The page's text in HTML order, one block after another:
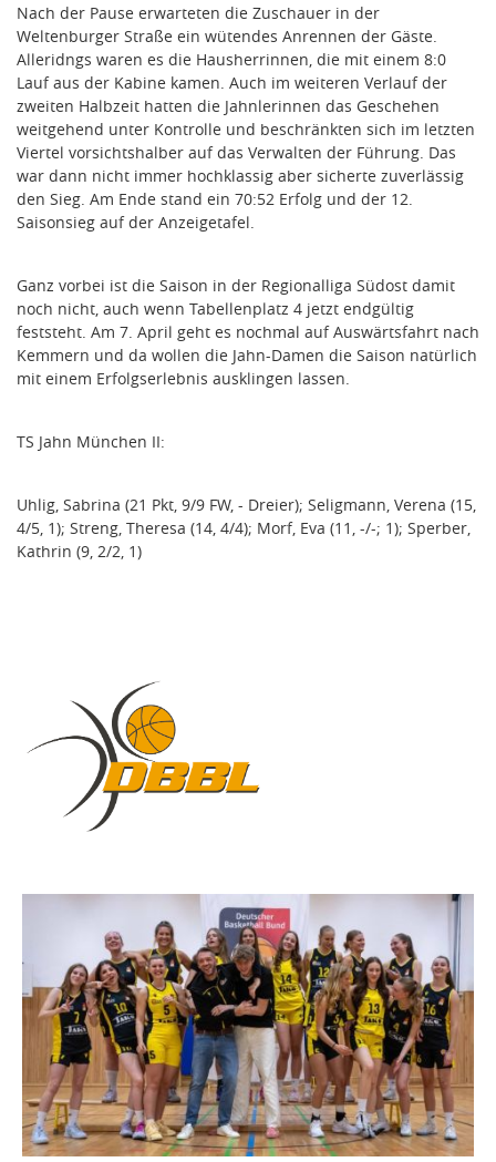
Nach der Pause erwarteten die Zuschauer in der
Weltenburger Straße ein wütendes Anrennen der Gäste.
Alleridngs waren es die Hausherrinnen, die mit einem 8:0
Lauf aus der Kabine kamen. Auch im weiteren Verlauf der
zweiten Halbzeit hatten die Jahnlerinnen das Geschehen
weitgehend unter Kontrolle und beschränkten sich im letzten
Viertel vorsichtshalber auf das Verwalten der Führung. Das
war dann nicht immer hochklassig aber sicherte zuverlässig
den Sieg. Am Ende stand ein 70:52 Erfolg und der 12.
Saisonsieg auf der Anzeigetafel.
Ganz vorbei ist die Saison in der Regionalliga Südost damit
noch nicht, auch wenn Tabellenplatz 4 jetzt endgültig
feststeht. Am 7. April geht es nochmal auf Auswärtsfahrt nach
Kemmern und da wollen die Jahn-Damen die Saison natürlich
mit einem Erfolgserlebnis ausklingen lassen.
TS Jahn München II:
Uhlig, Sabrina (21 Pkt, 9/9 FW, - Dreier); Seligmann, Verena (15,
4/5, 1); Streng, Theresa (14, 4/4); Morf, Eva (11, -/-; 1); Sperber,
Kathrin (9, 2/2, 1)